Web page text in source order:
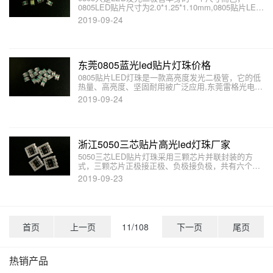
0805LED贴片尺寸为2.0*1.25*1.10mm,0805贴片LED
灯珠具体应用参数需要看LED所需的发光颜色，不同
颜色的LED所发出光的波长不一样，光电参数也不一
2019-09-24
东莞0805蓝光led贴片灯珠价格
0805贴片LED灯珠是一款高亮度发光二极管，它的低
热量、高亮度、坚固耐用被广泛应用,东莞雷格光电
LED贴片灯珠封装厂家介绍，0805贴片发光二极管的
限制电流大小需要根据你外接电压大小及串接电阻阻
2019-09-24
浙江5050三芯贴片高光led灯珠厂家
5050三芯LED贴片灯珠采用三颗芯片并联封装的方
式，三颗芯片正极接正极、负极接负极，共有六个引
脚。5050三芯LED贴片灯珠​电流是三颗芯片的电流
和，一颗芯片最大电流20mA,因此，5050三芯LED贴
2019-09-23
首页 上一页 11/108 下一页 尾页
热销产品